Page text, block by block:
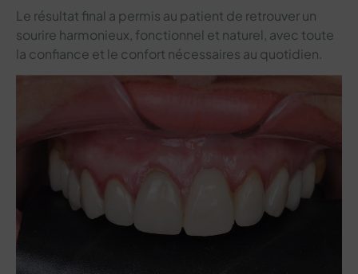
Le résultat final a permis au patient de retrouver un
sourire harmonieux, fonctionnel et naturel, avec toute
la confiance et le confort nécessaires au quotidien.